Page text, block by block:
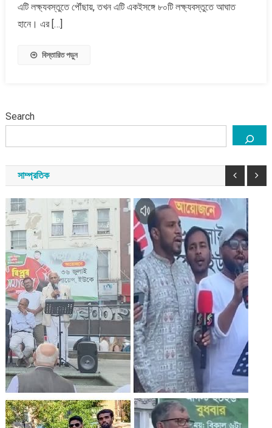
সক্ষম
এটি লক্ষ্যবস্তুতে পৌঁছায়, তখন এটি একইসঙ্গে ৮০টি লক্ষ্যবস্তুতে আঘাত
হানে। এর […]
বিস্তারিত পড়ুন
Search
সাম্প্রতিক